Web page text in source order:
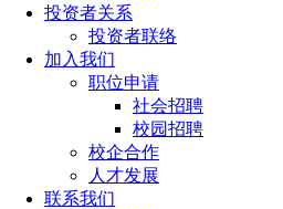
投资者关系
投资者联络
加入我们
职位申请
社会招聘
校园招聘
校企合作
人才发展
联系我们